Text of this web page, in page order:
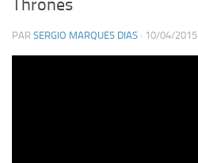
Thrones
PAR SERGIO MARQUES DIAS · 10/04/2015